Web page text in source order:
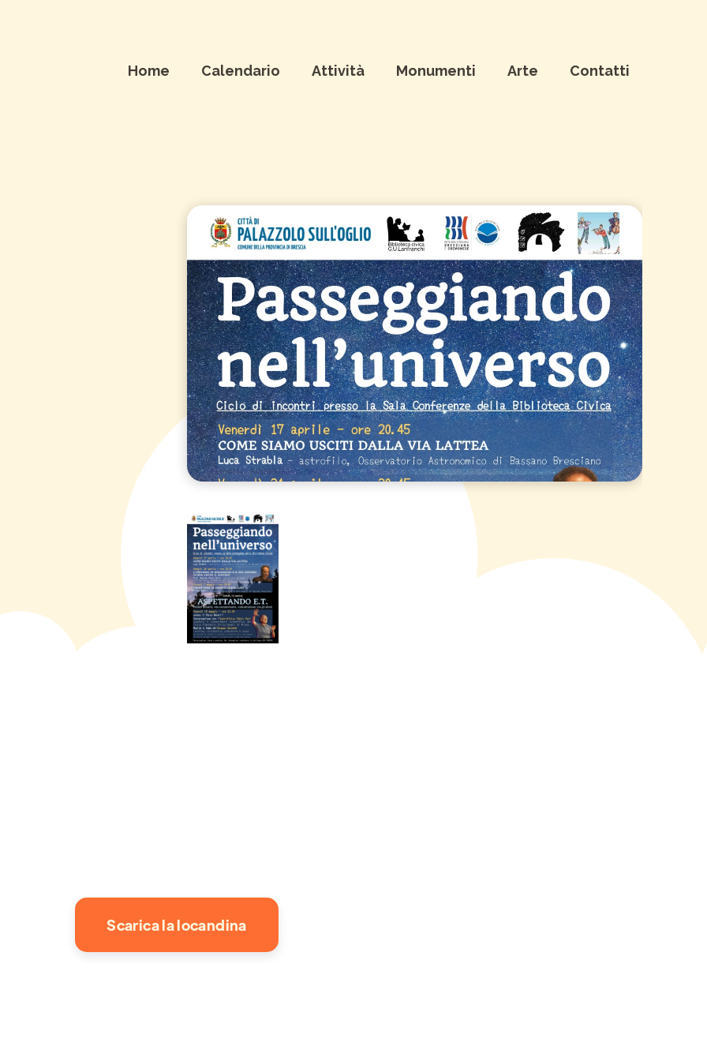
Home Calendario Attività Monumenti Arte Contatti
Scarica la locandina